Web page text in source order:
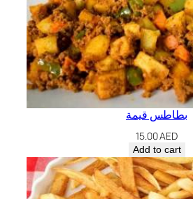
بطاطس قيمة
15.00AED
Add to cart